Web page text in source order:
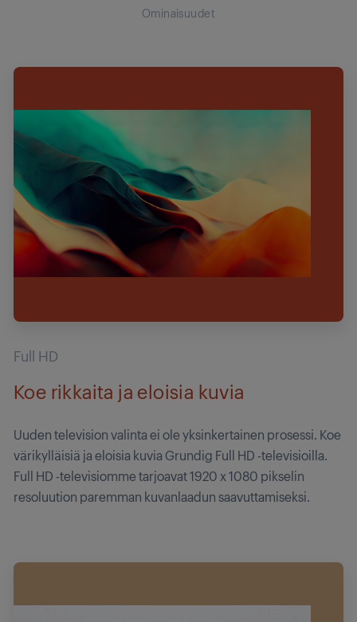
Ominaisuudet
Full HD
Koe rikkaita ja eloisia kuvia
Uuden television valinta ei ole yksinkertainen prosessi. Koe
värikylläisiä ja eloisia kuvia Grundig Full HD -televisioilla.
Full HD -televisiomme tarjoavat 1920 x 1080 pikselin
resoluution paremman kuvanlaadun saavuttamiseksi.